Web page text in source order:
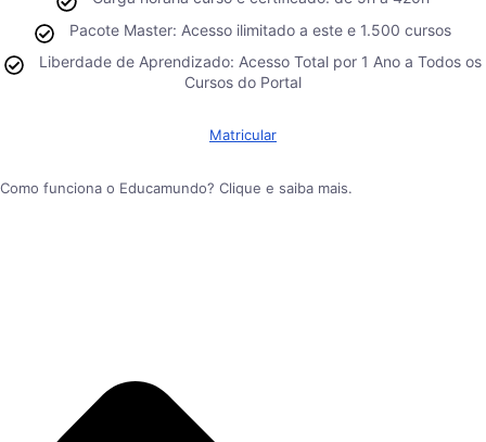
Pacote Master: Acesso ilimitado a este e 1.500 cursos
Liberdade de Aprendizado: Acesso Total por 1 Ano a Todos os
Cursos do Portal
Matricular
Como funciona o Educamundo? Clique e saiba mais.